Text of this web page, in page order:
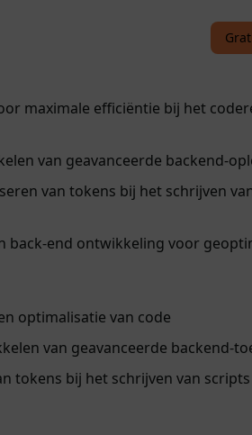
maximale efficiëntie bij het
van geavanceerde backend-
van tokens bij het schrijven
back-end ontwikkeling voor
optimalisatie van code
van geavanceerde backend-
tokens bij het schrijven van